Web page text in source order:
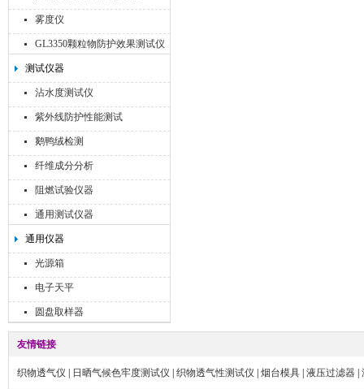
雾度仪
GL3350颗粒物防护效果测试仪
测试仪器
沾水度测试仪
紫外线防护性能测试
鹅鸭绒检测
纤维成分分析
阻燃试验仪器
通用测试仪器
通用仪器
光源箱
电子天平
圆盘取样器
友情链接
织物透气仪 日晒气候色牢度测试仪 织物透气性测试仪 烟台模具 液压过滤器